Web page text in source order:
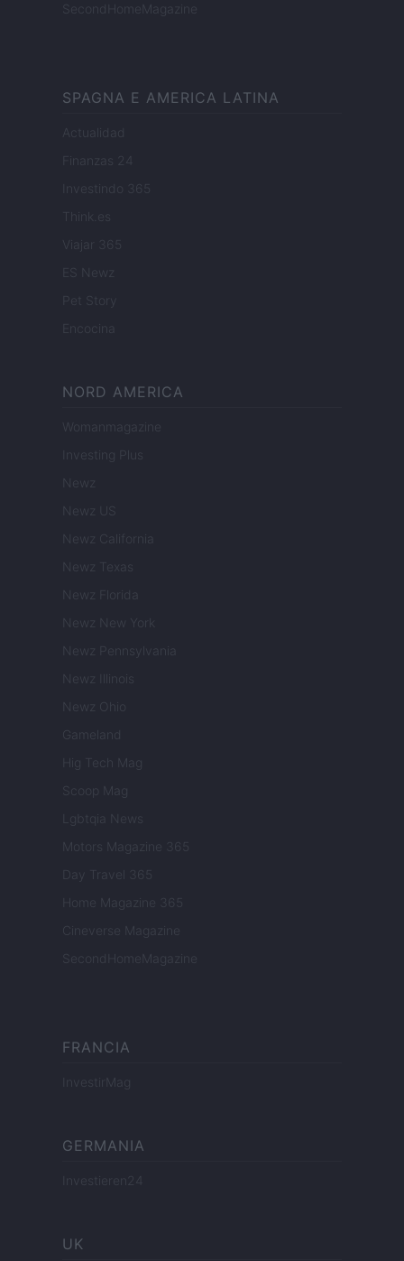
SecondHomeMagazine
SPAGNA E AMERICA LATINA
Actualidad
Finanzas 24
Investindo 365
Think.es
Viajar 365
ES Newz
Encocina
NORD AMERICA
Womanmagazine
Investing Plus
Newz
Newz US
Newz California
Newz Texas
Newz Florida
Newz New York
Newz Pennsylvania
Newz Illinois
Newz Ohio
Gameland
Hig Tech Mag
Scoop Mag
Lgbtqia News
Motors Magazine 365
Day Travel 365
Home Magazine 365
Cineverse Magazine
SecondHomeMagazine
FRANCIA
InvestirMag
GERMANIA
Investieren24
UK